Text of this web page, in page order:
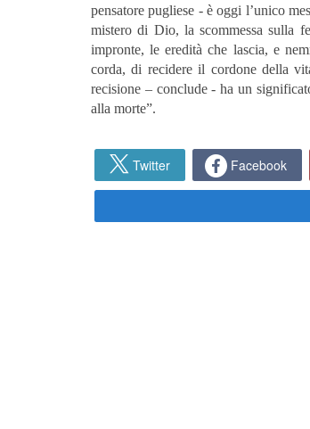
pensatore pugliese - è oggi l’unico
mistero di Dio, la scommessa sulla
impronte, le eredità che lascia, e
corda, di recidere il cordone della
recisione – conclude - ha un
alla morte”.
Twitter Facebook